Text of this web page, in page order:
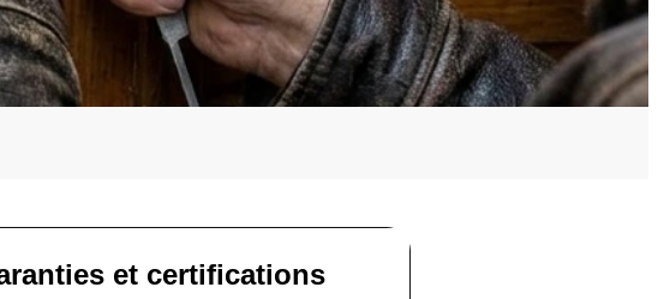
et certifications